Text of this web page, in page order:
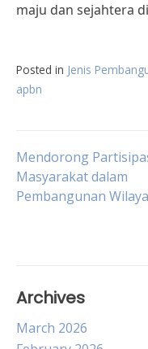
maju dan sejahtera
Posted in Jenis
apbn
Post
Mendorong
Masyarakat dalam
Pembangunan
Archives
March 2026